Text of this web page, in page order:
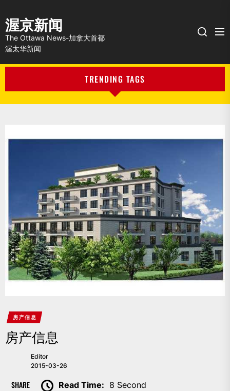
渥京新闻
The Ottawa News-加拿大首都
渥太华新闻
Search
TRENDING TAGS
房产信息
房产信息
Editor
2015-03-26
SHARE Read Time: 8 Second